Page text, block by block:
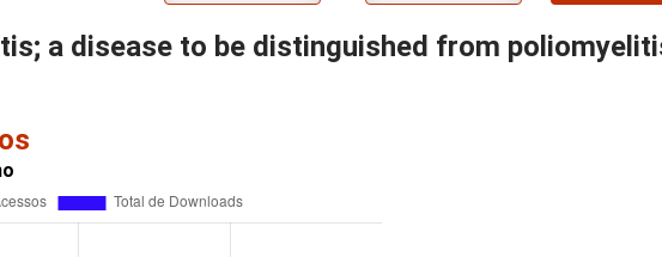
a disease to be distinguished from